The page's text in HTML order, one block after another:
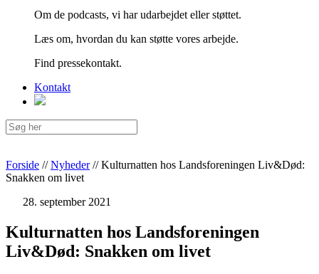
Om de podcasts, vi har udarbejdet eller støttet.
Læs om, hvordan du kan støtte vores arbejde.
Find pressekontakt.
Kontakt
Forside //Nyheder//Kulturnatten hos Landsforeningen Liv&Død:
Snakken om livet
28. september 2021
Kulturnatten hos Landsforeningen
Liv&Død: Snakken om livet